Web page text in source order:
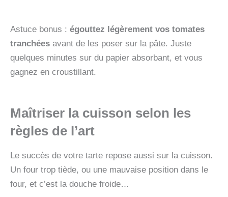
Astuce bonus : égouttez légèrement vos tomates
tranchées avant de les poser sur la pâte. Juste
quelques minutes sur du papier absorbant, et vous
gagnez en croustillant.
Maîtriser la cuisson selon les
règles de l’art
Le succès de votre tarte repose aussi sur la cuisson.
Un four trop tiède, ou une mauvaise position dans le
four, et c’est la douche froide…